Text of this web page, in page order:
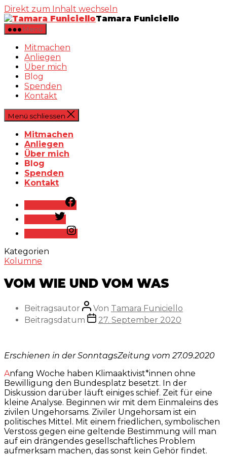
Direkt zum Inhalt wechseln
Tamara Funiciello
Menü
Mitmachen
Anliegen
Über mich
Blog
Spenden
Kontakt
Menü schliessen
Mitmachen
Anliegen
Über mich
Blog
Spenden
Kontakt
Kategorien
Kolumne
VOM WIE UND VOM WAS
Beitragsautor Von Tamara Funiciello
Beitragsdatum
27. September 2020
Erschienen in der SonntagsZeitung vom 27.09.2020
Anfang Woche haben Klimaaktivist*innen ohne
Bewilligung den Bundesplatz besetzt. In der
Diskussion darüber läuft einiges schief. Zeit für eine
kleine Analyse. Beginnen wir mit dem Einmaleins des
zivilen Ungehorsams. Ziviler Ungehorsam ist ein
politisches Mittel. Mit einem friedlichen, symbolischen
Verstoss gegen eine geltende Bestimmung will man
auf ein drängendes gesellschaftliches Problem
aufmerksam machen, das sonst kein Gehör findet.